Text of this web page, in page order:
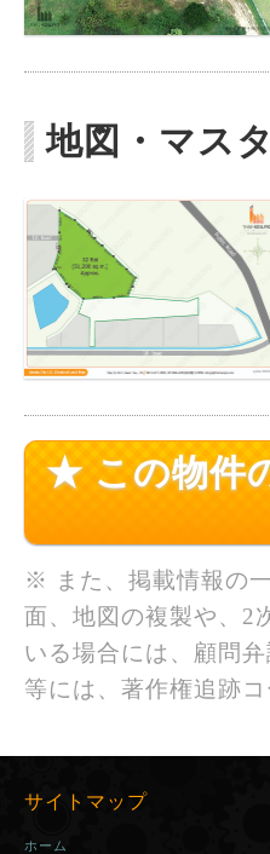
地図・マス
★ この物件
※ また、掲載情報の
面、地図の複製や、2
いる場合には、顧問
等には、著作権追跡
サイトマップ
ホーム